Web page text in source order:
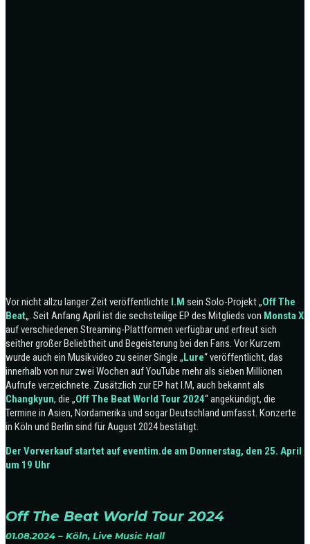
Vor nicht allzu langer Zeit veröffentlichte I.M sein Solo-Projekt „Off The
Beat„. Seit Anfang April ist die sechsteilige EP des Mitglieds von Monsta X
auf verschiedenen Streaming-Plattformen verfügbar und erfreut sich
seither großer Beliebtheit und Begeisterung bei den Fans. Vor Kurzem
wurde auch ein Musikvideo zu seiner Single „Lure“ veröffentlicht, das
innerhalb von nur zwei Wochen auf YouTube mehr als sieben Millionen
Aufrufe verzeichnete. Zusätzlich zur EP hat I.M, auch bekannt als
Changkyun, die „Off The Beat World Tour 2024“ angekündigt, die
Termine in Asien, Nordamerika und sogar Deutschland umfasst. Konzerte
in Köln und Berlin sind für August 2024 bestätigt.
Der Vorverkauf startet auf eventim.de am Donnerstag, den 25. April
um 19 Uhr
Off The Beat World Tour 2024
01.08.2024 – Köln, Live Music Hall